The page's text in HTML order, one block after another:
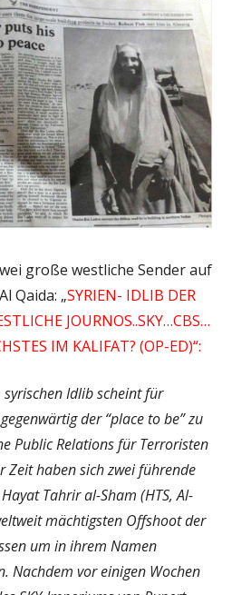
große westliche Sender auf
Qaida: „SYRIEN- IDLIB DER
JOURNOS..SKY…CBS…
IM KALIFAT? (OP-ED)“:
Idlib scheint für
der “place to be” zu
Public Relations für Terroristen
Zeit haben sich zwei führende
Tahrir al-Sham (HTS, Al-
mächtigsten Offshoot der
um in ihrem Namen
Nachdem vor einigen Wochen